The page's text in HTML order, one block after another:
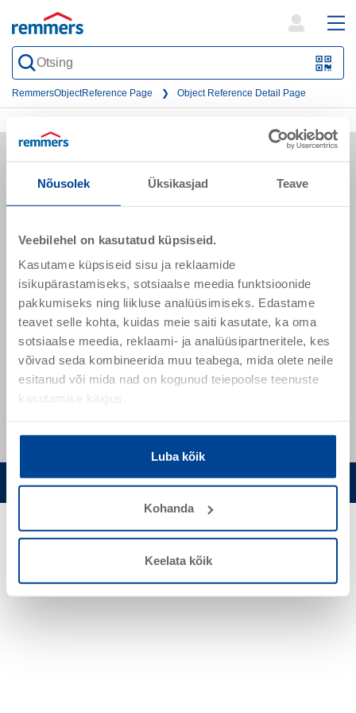
Nõusolek Üksikasjad Teave
Veebilehel on kasutatud küpsiseid.
Kasutame küpsiseid sisu ja reklaamide
isikupärastamiseks, sotsiaalse meedia funktsioonide
pakkumiseks ning liikluse analüüsimiseks. Edastame
teavet selle kohta, kuidas meie saiti kasutate, ka oma
sotsiaalse meedia, reklaami- ja analüüsipartneritele, kes
võivad seda kombineerida muu teabega, mida olete neile
esitanud või mida nad on kogunud teiepoolse teenuste
kasutamise käigus.
Luba kõik
Kohanda
Keelata kõik
QR-
form
RemmersObjectReference Page Object Reference Detail Page
Sõpruse pst 145
Eesti
remmers.ee@remmers.com
+ 372 51 64 302
+ 372 53444931
Privaatsuspoliitika Küpsisteriba seadistuste muutmine